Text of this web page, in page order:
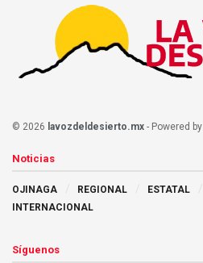
© 2026 lavozdeldesierto.mx - Powered by
Noticias
OJINAGA REGIONAL ESTATAL
INTERNACIONAL
Síguenos